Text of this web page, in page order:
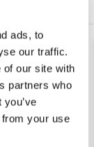
ads, to
our traffic.
of our site with
partners who
your use